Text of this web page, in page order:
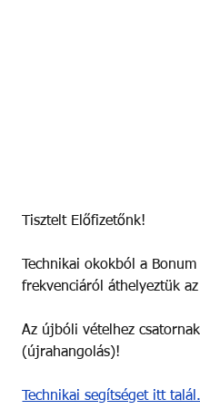
Tisztelt Előfizetőnk!
Technikai okokból a
frekvenciáról áthelyeztük
Az újbóli vételhez
(újrahangolás)!
Technikai segítséget itt talál.